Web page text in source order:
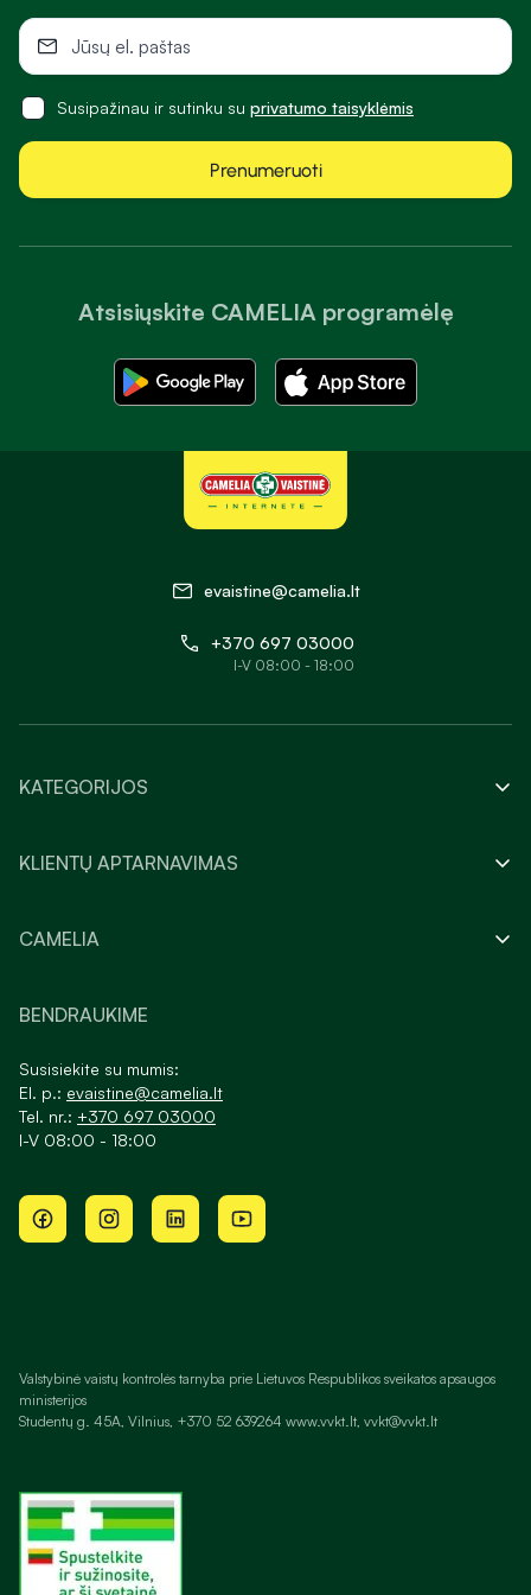
Atsisiųskite CAMELIA programėlę
Susipažinau ir sutinku su privatumo taisyklėmis
Prenumeruoti
evaistine@camelia.lt
+370 697 03000
I-V 08:00 - 18:00
KATEGORIJOS
KLIENTŲ APTARNAVIMAS
CAMELIA
BENDRAUKIME
Susisiekite su mumis:
El. p.: evaistine@camelia.lt
Tel. nr.: +370 697 03000
I-V 08:00 - 18:00
Valstybinė vaistų kontrolės tarnyba prie Lietuvos Respublikos sveikatos apsaugos
ministerijos
Studentų g. 45A, Vilnius, +370 52 639264 www.vvkt.lt, vvkt@vvkt.lt